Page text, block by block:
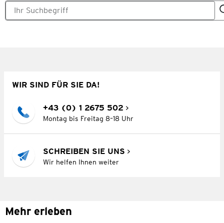
WIR SIND FÜR SIE DA!
+43 (0) 1 2675 502
Montag bis Freitag 8–18 Uhr
SCHREIBEN SIE UNS
Wir helfen Ihnen weiter
Mehr erleben